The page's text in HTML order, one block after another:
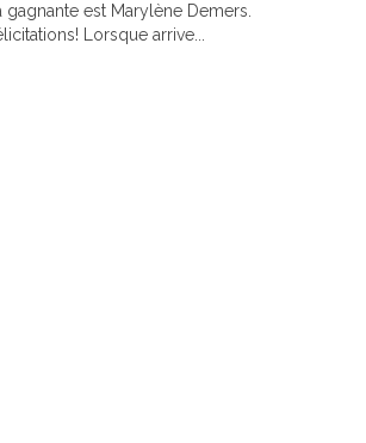
gagnante est Marylène Demers.
Lorsque arrive...